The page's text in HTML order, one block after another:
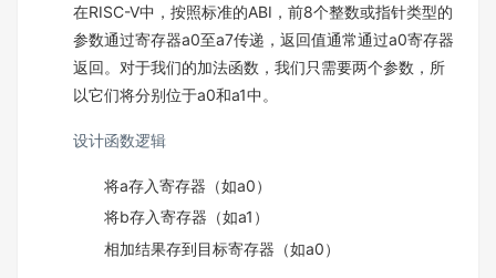
在RISC-V中，按照标准的ABI，前8个整数或指针类型的
参数通过寄存器a0至a7传递，返回值通常通过a0寄存器
返回。对于我们的加法函数，我们只需要两个参数，所
以它们将分别位于a0和a1中。
设计函数逻辑
将a存入寄存器（如a0）
将b存入寄存器（如a1）
相加结果存到目标寄存器（如a0）